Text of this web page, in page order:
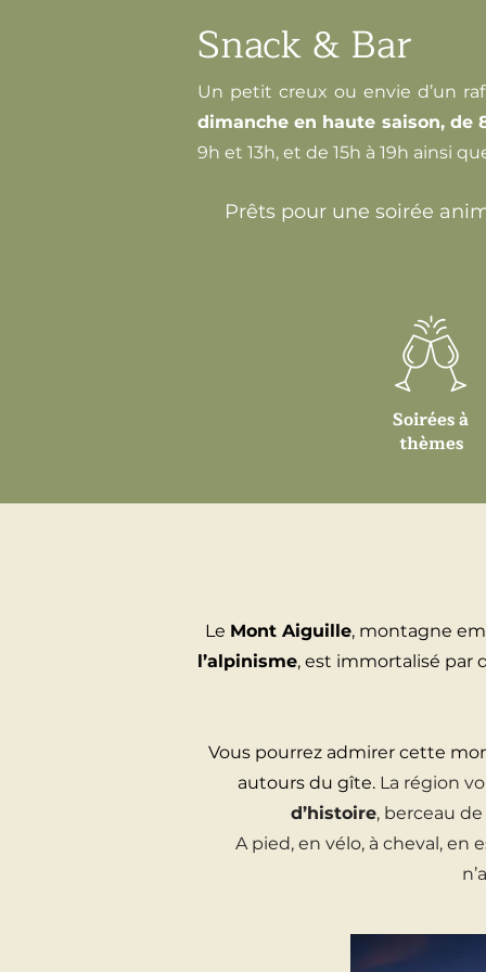
Snack & Bar
Un petit creux ou envie d’un
dimanche en haute saison, de
9h et 13h, et de 15h à 19h ainsi
Prêts pour une soirée
Soirées à
thèmes
Le Mont Aiguille, montagne
l’alpinisme, est immortalisé par
Vous pourrez admirer cette
autours du gîte. La région
d’histoire, berceau
A pied, en vélo, à cheval, en